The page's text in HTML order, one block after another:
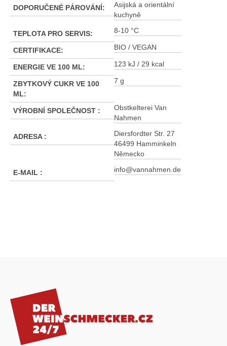
DOPORUČENÉ PÁROVÁNÍ:
Asijská a orientální
kuchyně
TEPLOTA PRO SERVIS: 8-10 °C
CERTIFIKACE: BIO / VEGAN
ENERGIE VE 100 ML: 123 kJ / 29 kcal
ZBYTKOVÝ CUKR VE 100
ML:
7 g
VÝROBNÍ SPOLEČNOST :
Obstkelterei Van
Nahmen
ADRESA :
Diersfordter Str. 27
46499 Hamminkeln
Německo
E-MAIL : info@vannahmen.de